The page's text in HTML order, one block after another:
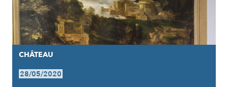
CHÂTEAU
28/05/2020